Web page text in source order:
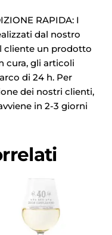
RAPIDA: I
dal nostro
cliente un prodotto
cura, gli articoli
di 24 h. Per
dei nostri clienti,
in 2-3 giorni